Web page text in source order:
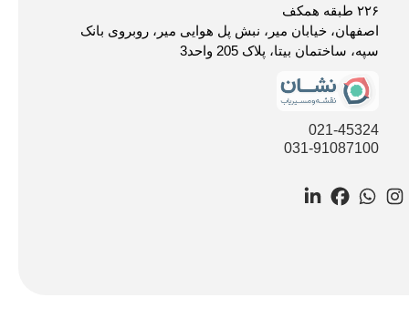
۲۲۶ طبقه همکف
اصفهان، خیابان میر، نبش پل هوایی میر، روبروی بانک
سپه، ساختمان بیتا، پلاک 205 واحد3
021-45324
031-91087100
Instagram
WhatsApp
Facebook
LinkedIn